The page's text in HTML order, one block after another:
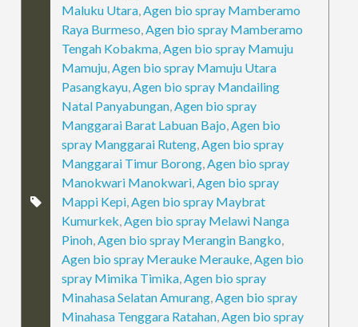
Maluku Utara,Agen bio spray Mamberamo
Raya Burmeso,Agen bio spray Mamberamo
Tengah Kobakma,Agen bio spray Mamuju
Mamuju,Agen bio spray Mamuju Utara
Pasangkayu,Agen bio spray Mandailing
Natal Panyabungan,Agen bio spray
Manggarai Barat Labuan Bajo,Agen bio
spray Manggarai Ruteng,Agen bio spray
Manggarai Timur Borong,Agen bio spray
Manokwari Manokwari,Agen bio spray
Mappi Kepi,Agen bio spray Maybrat
Kumurkek,Agen bio spray Melawi Nanga
Pinoh,Agen bio spray Merangin Bangko,
Agen bio spray Merauke Merauke,Agen bio
spray Mimika Timika,Agen bio spray
Minahasa Selatan Amurang,Agen bio spray
Minahasa Tenggara Ratahan,Agen bio spray